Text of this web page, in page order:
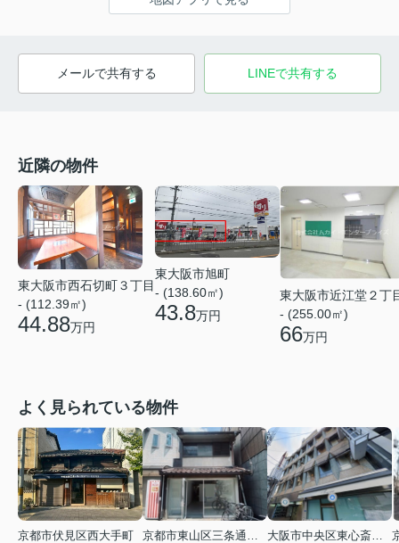
メールで共有する LINEで共有する
近隣の物件
東大阪市西石切町３丁目
- (112.39㎡)
44.88万円
東大阪市旭町
- (138.60㎡)
43.8万円
東大阪市近江堂２丁
- (255.00㎡)
66万円
よく見られている物件
京都市伏見区西大手町